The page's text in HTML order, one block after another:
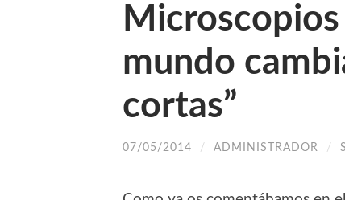
Microscopios
mundo
cortas”
07/05/2014 / ADMINISTRADOR /